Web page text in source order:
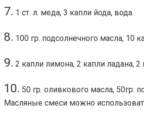
7. 1 ст. л. меда, 3 капли йода, вода.
8. 100 гр. подсолнечного масла, 10
9. 2 капли лимона, 2 капли ладана,
10. 50 гр. оливкового масла, 50гр.
Масляные смеси можно